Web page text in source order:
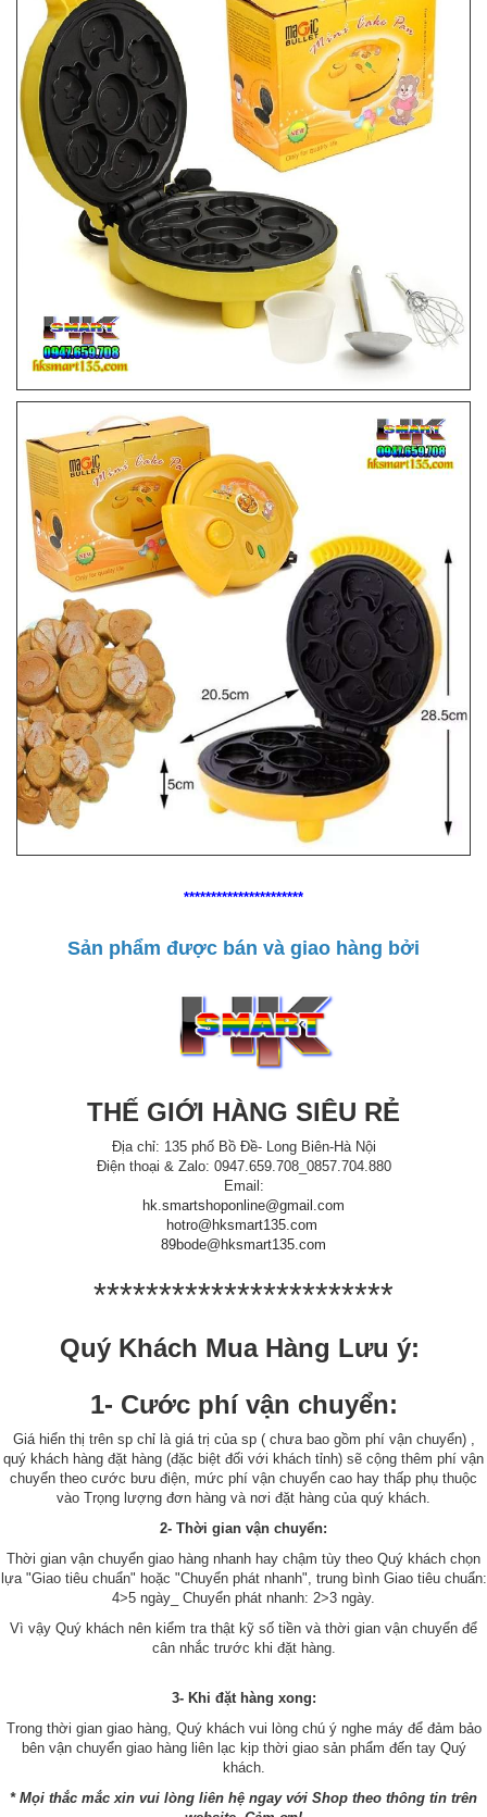
**********************
Sản phẩm được bán và giao hàng bởi
THẾ GIỚI HÀNG SIÊU RẺ
Địa chỉ: 135 phố Bồ Đề- Long Biên-Hà Nội
Điện thoại & Zalo: 0947.659.708_0857.704.880
Email:
hk.smartshoponline@gmail.com
hotro@hksmart135.com
89bode@hksmart135.com
***********************
Quý Khách Mua Hàng Lưu ý:
1- Cước phí vận chuyển:
Giá hiển thị trên sp chỉ là giá trị của sp ( chưa bao gồm phí vận chuyển) ,
quý khách hàng đặt hàng (đặc biệt đối với khách tỉnh) sẽ cộng thêm phí vận
chuyển theo cước bưu điện, mức phí vận chuyển cao hay thấp phụ thuộc
vào Trọng lượng đơn hàng và nơi đặt hàng của quý khách.
2- Thời gian vận chuyển:
Thời gian vận chuyển giao hàng nhanh hay chậm tùy theo Quý khách chọn
lựa "Giao tiêu chuẩn" hoặc "Chuyển phát nhanh", trung bình Giao tiêu chuẩn:
4>5 ngày_ Chuyển phát nhanh: 2>3 ngày.
Vì vậy Quý khách nên kiểm tra thật kỹ số tiền và thời gian vận chuyển để
cân nhắc trước khi đặt hàng.
3- Khi đặt hàng xong:
Trong thời gian giao hàng, Quý khách vui lòng chú ý nghe máy để đảm bảo
bên vận chuyển giao hàng liên lạc kịp thời giao sản phẩm đến tay Quý
khách.
* Mọi thắc mắc xin vui lòng liên hệ ngay với Shop theo thông tin trên